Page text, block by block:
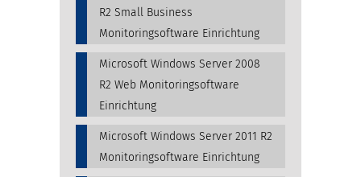
R2 Small Business
Monitoringsoftware Einrichtung
Microsoft Windows Server 2008
R2 Web Monitoringsoftware
Einrichtung
Microsoft Windows Server 2011 R2
Monitoringsoftware Einrichtung